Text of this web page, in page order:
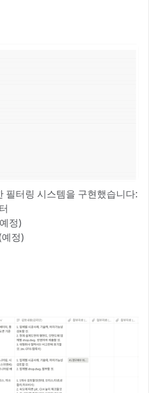
필터링 시스템을 구현했습니다:
정)
정)